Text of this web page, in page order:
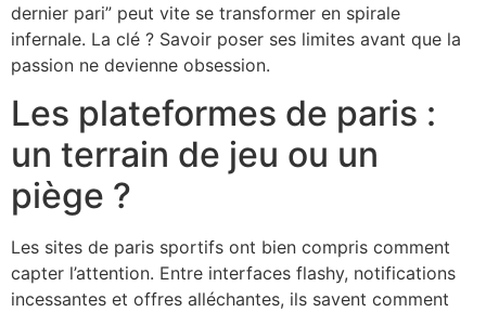
dernier pari” peut vite se transformer en spirale
infernale. La clé ? Savoir poser ses limites avant que la
passion ne devienne obsession.
Les plateformes de paris :
un terrain de jeu ou un
piège ?
Les sites de paris sportifs ont bien compris comment
capter l’attention. Entre interfaces flashy, notifications
incessantes et offres alléchantes, ils savent comment